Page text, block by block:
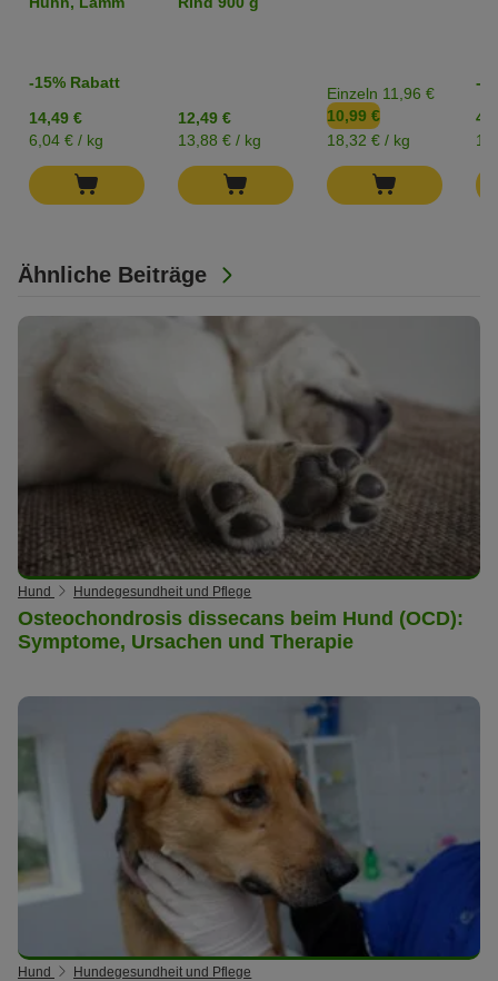
Ähnliche Beiträge
Hund Hundegesundheit und Pflege
Osteochondrosis dissecans beim Hund (OCD):
Symptome, Ursachen und Therapie
Hund Hundegesundheit und Pflege
-15% Rabatt
14,49 €
6,04 € / kg
12,49 €
13,88 € / kg
Einzeln 11,96 €
10,99 €
18,32 € / kg
-